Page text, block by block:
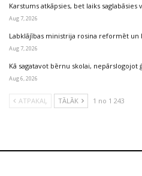
Karstums atkāpsies, bet laiks saglabāsies
Aug 7, 2026
Labklājības ministrija rosina reformēt un
Aug 7, 2026
Kā sagatavot bērnu skolai, nepārslogojot
Aug 6, 2026
ATPAKAĻ TĀLĀK 1 no 1 243